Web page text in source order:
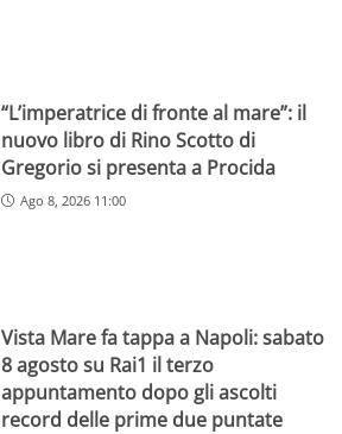
“L’imperatrice di fronte al mare”: il
nuovo libro di Rino Scotto di
Gregorio si presenta a Procida
Ago 8, 2026 11:00
Vista Mare fa tappa a Napoli: sabato
8 agosto su Rai1 il terzo
appuntamento dopo gli ascolti
record delle prime due puntate